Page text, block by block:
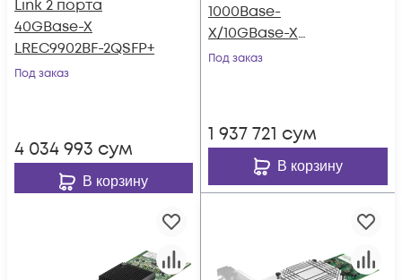
Link 2 порта
40GBase-X
LREC9902BF-2QSFP+
Под заказ
4 034 993 сум
В корзину
1000Base-
X/10GBase-X
LREC6822XF-2SFP+
Под заказ
1 937 721 сум
В корзину